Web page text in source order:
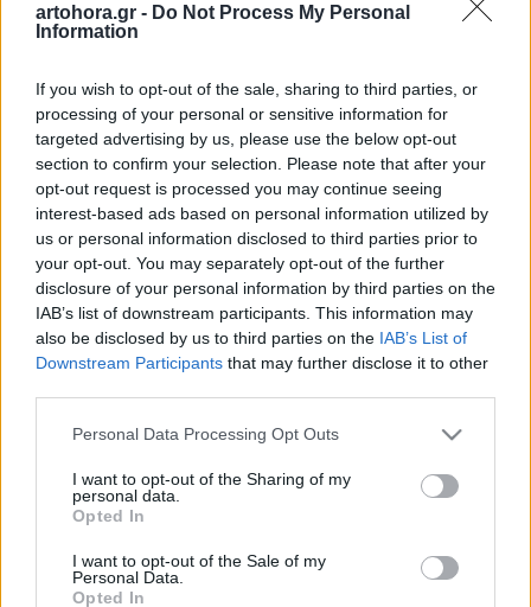
artohora.gr - Do Not Process My Personal
Information
If you wish to opt-out of the sale, sharing to third parties, or
processing of your personal or sensitive information for
targeted advertising by us, please use the below opt-out
section to confirm your selection. Please note that after your
opt-out request is processed you may continue seeing
interest-based ads based on personal information utilized by
us or personal information disclosed to third parties prior to
your opt-out. You may separately opt-out of the further
disclosure of your personal information by third parties on the
IAB’s list of downstream participants. This information may
also be disclosed by us to third parties on the IAB’s List of
Downstream Participants that may further disclose it to other
Please note that this website/app uses one or more Google
not limited to your visit or usage behaviour. You may click to
grant or deny consent to Google and its third-party tags to
use your data for below specified purposes in below Google
consent section.
Personal Data Processing Opt Outs
I want to opt-out of the Sharing of my
personal data.
Opted In
I want to opt-out of the Sale of my
Personal Data.
Opted In
Άρτος
Αρτοσκευάσματα
Χειροποίητες πίτες
Ζαχαροπλαστική
Βουτήματα & κουλουράκια
Κέικ & τσουρέκια
Παγωτό
Γλυκά
Μπάρες
Βάπτιση
Τούρτες Γενεθλίων
Παιδικές Τούρτες
3D Τούρτες
Ροφήματα
Καφές
Τσάι
Προφίλ
Επικοινωνία
Ζαχαροπλαστική
Γλυκά